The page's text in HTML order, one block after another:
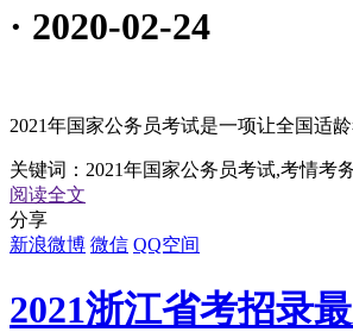
· 2020-02-24
2021年国家公务员考试是一项让全国适
关键词： 2021年国家公务员考试,考情考
阅读全文
分享
新浪微博 微信 QQ空间
2021浙江省考招录